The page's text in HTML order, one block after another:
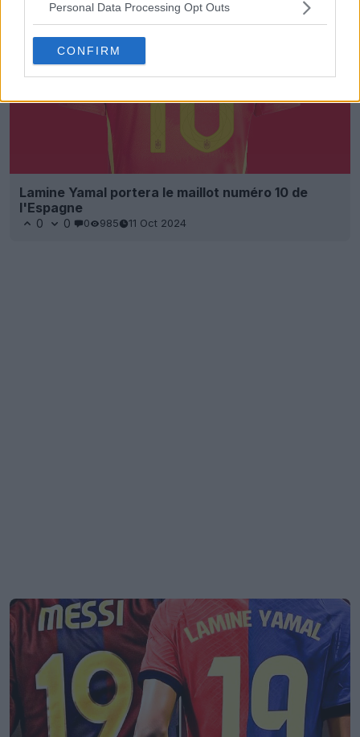
Personal Data Processing Opt Outs
CONFIRM
Lamine Yamal portera le maillot numéro 10 de
l'Espagne
0 0 0 985 11 Oct 2024